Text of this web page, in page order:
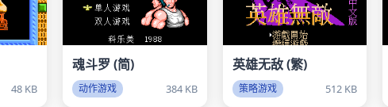
48 KB
魂斗罗 (简)
动作游戏 384 KB
英雄无敌 (繁)
策略游戏 512 KB